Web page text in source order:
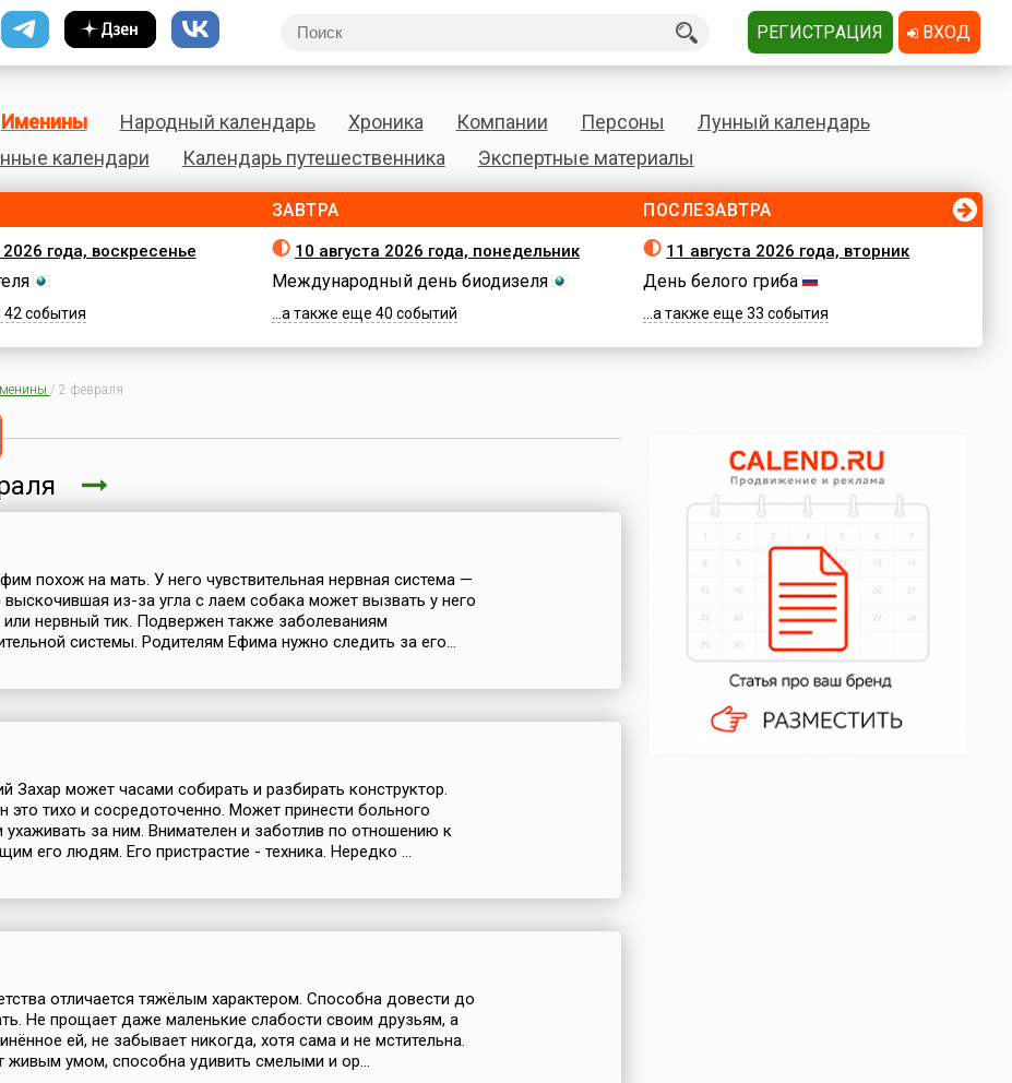
Именины Народный календарь Хроника Компании Персоны
Лунный календарь
календари
Календарь путешественника Экспертные материалы
2026 года, воскресенье
42 события
ЗАВТРА
10 августа 2026 года, понедельник
Международный день биодизеля
...а также еще 40 событий
ПОСЛЕЗАВТРА
11 августа 2026 года, вторник
День белого гриба
...а также еще 33 события
/ 2 февраля
похож на мать. У него чувствительная нервная система —
выскочившая из-за угла с лаем собака может вызвать у него
или нервный тик. Подвержен также заболеваниям
системы. Родителям Ефима нужно следить за его...
Захар может часами собирать и разбирать конструктор.
это тихо и сосредоточенно. Может принести больного
ухаживать за ним. Внимателен и заботлив по отношению к
его людям. Его пристрастие - техника. Нередко ...
отличается тяжёлым характером. Способна довести до
Не прощает даже маленькие слабости своим друзьям, а
ей, не забывает никогда, хотя сама и не мстительна.
живым умом, способна удивить смелыми и ор...
РЕГИСТРАЦИЯ ВХОД